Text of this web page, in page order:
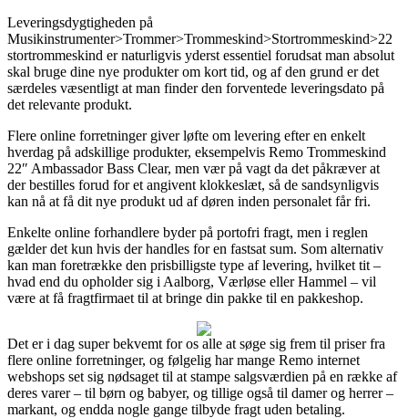
Leveringsdygtigheden på
Musikinstrumenter>Trommer>Trommeskind>Stortrommeskind>22
stortrommeskind er naturligvis yderst essentiel forudsat man absolut
skal bruge dine nye produkter om kort tid, og af den grund er det
særdeles væsentligt at man finder den forventede leveringsdato på
det relevante produkt.
Flere online forretninger giver løfte om levering efter en enkelt
hverdag på adskillige produkter, eksempelvis Remo Trommeskind
22″ Ambassador Bass Clear, men vær på vagt da det påkræver at
der bestilles forud for et angivent klokkeslæt, så de sandsynligvis
kan nå at få dit nye produkt ud af døren inden personalet får fri.
Enkelte online forhandlere byder på portofri fragt, men i reglen
gælder det kun hvis der handles for en fastsat sum. Som alternativ
kan man foretrække den prisbilligste type af levering, hvilket tit –
hvad end du opholder sig i Aalborg, Værløse eller Hammel – vil
være at få fragtfirmaet til at bringe din pakke til en pakkeshop.
Det er i dag super bekvemt for os alle at søge sig frem til priser fra
flere online forretninger, og følgelig har mange Remo internet
webshops set sig nødsaget til at stampe salgsværdien på en række af
deres varer – til børn og babyer, og tillige også til damer og herrer –
markant, og endda nogle gange tilbyde fragt uden betaling.